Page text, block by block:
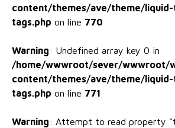
content/themes/ave/theme/
tags.php on line 770
Warning: Undefined array key 0 in
/home/wwwroot/sever/wwwroot/
content/themes/ave/theme/
tags.php on line 771
Warning: Attempt to read property